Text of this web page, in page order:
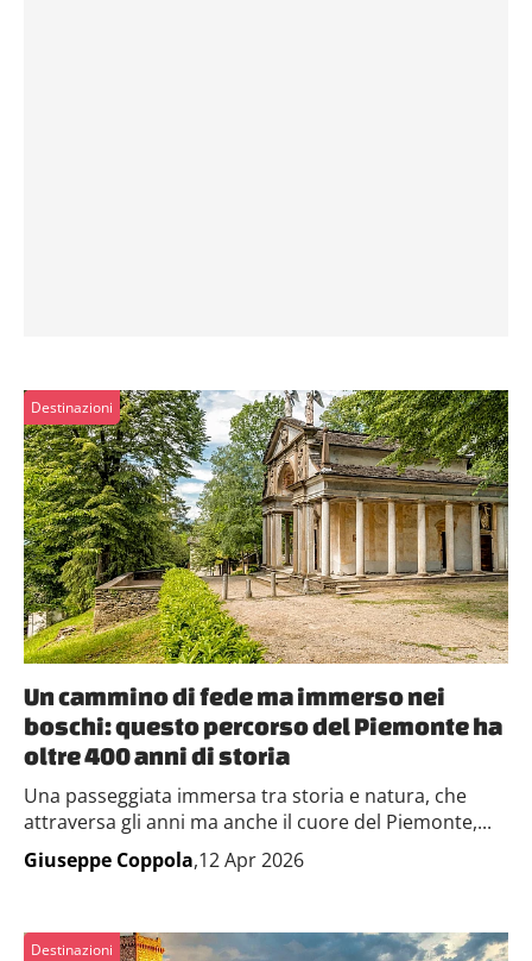
Destinazioni
Un cammino di fede ma immerso nei
boschi: questo percorso del Piemonte ha
oltre 400 anni di storia
Una passeggiata immersa tra storia e natura, che
attraversa gli anni ma anche il cuore del Piemonte,...
Giuseppe Coppola,12 Apr 2026
Destinazioni